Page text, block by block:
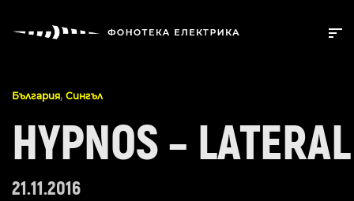
България, Сингъл
HYPNOS – LATERAL
21.11.2016